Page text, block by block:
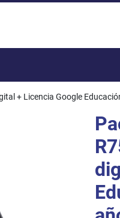
+ Licencia Google